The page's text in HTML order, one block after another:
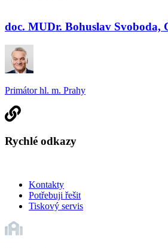
doc. MUDr. Bohuslav Svoboda,
Primátor hl. m. Prahy
Rychlé odkazy
Kontakty
Potřebuji řešit
Tiskový servis